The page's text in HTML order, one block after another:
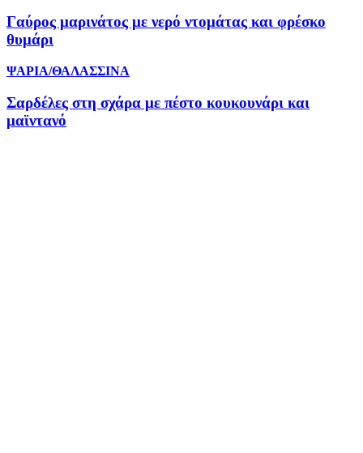
Γαύρος μαρινάτος με νερό ντομάτας και φρέσκο
θυμάρι
ΨΑΡΙΑ/ΘΑΛΑΣΣΙΝΑ
Σαρδέλες στη σχάρα με πέστο κουκουνάρι και
μαϊντανό